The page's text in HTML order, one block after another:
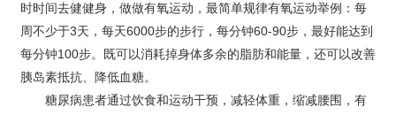
时时间去健健身，做做有氧运动，最简单规律有氧运动举例：每
周不少于3天，每天6000步的步行，每分钟60-90步，最好能达到
每分钟100步。既可以消耗掉身体多余的脂肪和能量，还可以改善
胰岛素抵抗、降低血糖。
糖尿病患者通过饮食和运动干预，减轻体重，缩减腰围，有